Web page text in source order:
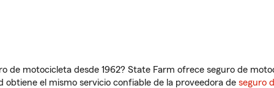
de motocicleta desde 1962? State Farm ofrece seguro de
el mismo servicio confiable de la proveedora de seguro